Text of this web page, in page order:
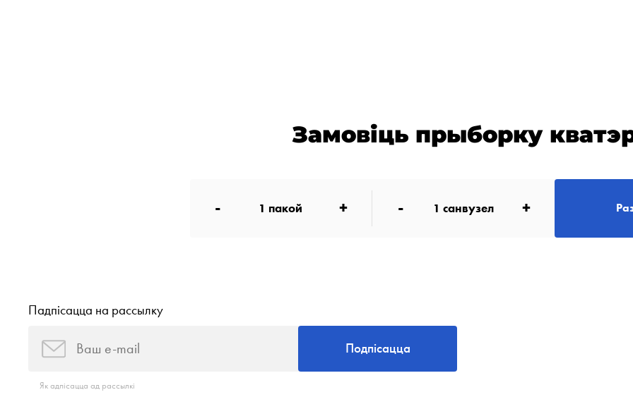
Замовіць прыборку
- 1 пакой + - 1 санвузел +
Падпісацца на рассылку
Подпісацца
Як адпісацца ад рассылкі